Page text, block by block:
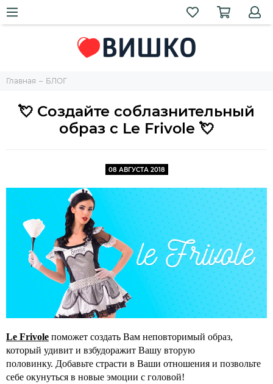
Главная БЛОГ
💘 Создайте соблазнительный
образ с Le Frivole 💘
08 АВГУСТА 2018
Le Frivole поможет создать Вам неповторимый образ,
который удивит и взбудоражит Вашу вторую
половинку. Добавьте страсти в Ваши отношения и позвольте
себе окунуться в новые эмоции с головой!